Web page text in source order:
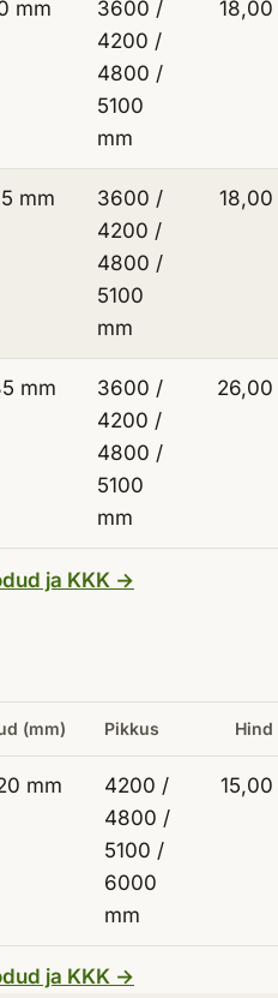
mm
3600 /
4200 /
4800 /
5100
mm
18,00
mm
3600 /
4200 /
4800 /
5100
mm
18,00
mm
3600 /
4200 /
4800 /
5100
mm
26,00
ja KKK — Põrandalauad
→
(mm) Pikkus
mm
4200 /
4800 /
5100 /
6000
mm
15,00
ja KKK — Terrassilauad
→